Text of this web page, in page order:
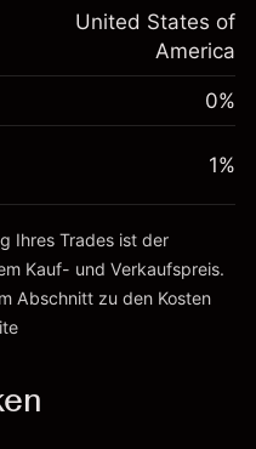
$4,000.00
%
(-$0.03)
United States of
America
0%
1%
Ihres Trades ist der
Kauf- und Verkaufspreis.
Abschnitt zu den Kosten